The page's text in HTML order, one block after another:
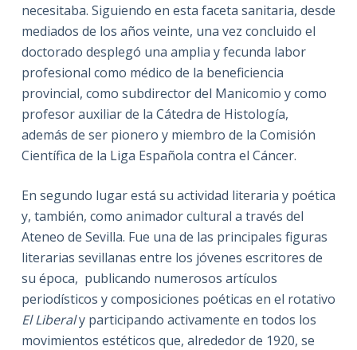
necesitaba. Siguiendo en esta faceta sanitaria, desde
mediados de los años veinte, una vez concluido el
doctorado desplegó una amplia y fecunda labor
profesional como médico de la beneficiencia
provincial, como subdirector del Manicomio y como
profesor auxiliar de la Cátedra de Histología,
además de ser pionero y miembro de la Comisión
Científica de la Liga Española contra el Cáncer.
En segundo lugar está su actividad literaria y poética
y, también, como animador cultural a través del
Ateneo de Sevilla. Fue una de las principales figuras
literarias sevillanas entre los jóvenes escritores de
su época, publicando numerosos artículos
periodísticos y composiciones poéticas en el rotativo
El Liberaly participando activamente en todos los
movimientos estéticos que, alrededor de 1920, se